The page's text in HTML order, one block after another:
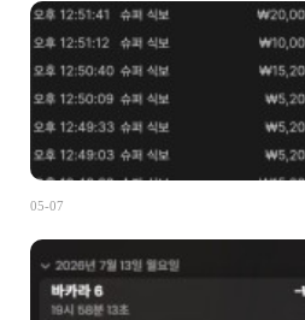
05-07